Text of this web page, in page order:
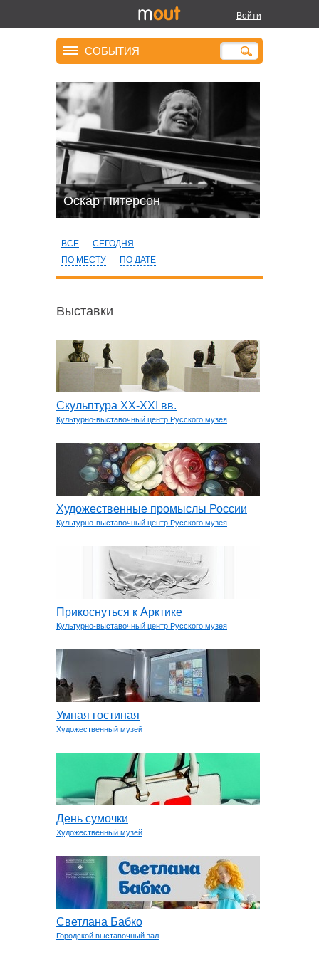
Войти
СОБЫТИЯ
Оскар Питерсон
ВСЕ
СЕГОДНЯ
ПО МЕСТУ
ПО ДАТЕ
Выставки
Скульптура XX-XXI вв.
Культурно-выставочный центр Русского музея
Художественные промыслы России
Культурно-выставочный центр Русского музея
Прикоснуться к Арктике
Культурно-выставочный центр Русского музея
Умная гостиная
Художественный музей
День сумочки
Художественный музей
Светлана Бабко
Городской выставочный зал